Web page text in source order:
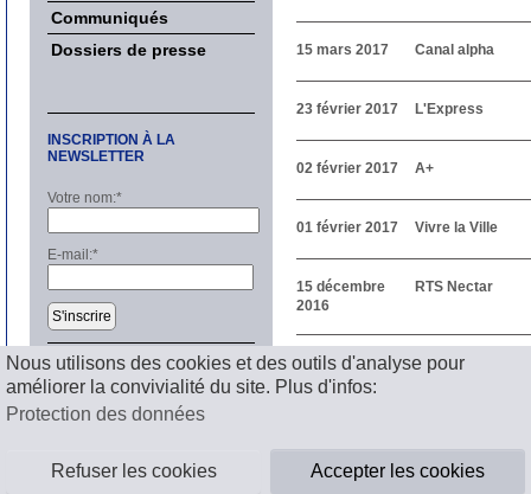
Nous utilisons des cookies et des outils d'analyse pour
améliorer la convivialité du site. Plus d'infos:
Protection des données
Refuser les cookies Accepter les cookies
Communiqués
Dossiers de presse
INSCRIPTION À LA
NEWSLETTER
Votre nom:*
E-mail:*
S'inscrire
15 mars 2017 Canal alpha
23 février 2017 L'Express
02 février 2017 A+
01 février 2017 Vivre la Ville
15 décembre
2016
RTS Nectar
Précédent
1
2 3 4 5 6 7
Suivant